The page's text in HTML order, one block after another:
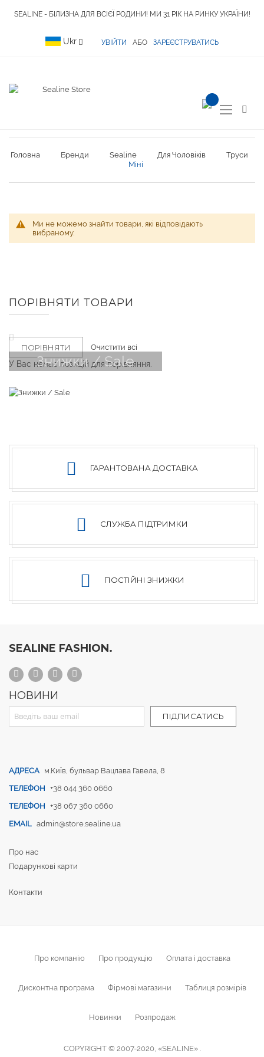
SEALINE - БІЛИЗНА ДЛЯ ВСІЄЇ РОДИНИ! МИ 31 РІК НА РИНКУ УКРАЇНИ!
Language
Ukr УВІЙТИ АБО ЗАРЕЄСТРУВАТИСЬ
Nav
item(s) -
Головна Бренди Sealine Для Чоловіків
Труси
Міні
Ми не можемо знайти товари, які відповідають
вибраному.
ПОРІВНЯТИ ТОВАРИ
Видалити
Цей
Елемент
ПОРІВНЯТИ Очистити всі
У Вас немає позицій для порівняння.
Знижки / Sale
ГАРАНТОВАНА ДОСТАВКА
СЛУЖБА ПІДТРИМКИ
ПОСТІЙНІ ЗНИЖКИ
SEALINE FASHION.
НОВИНИ
Sign Up for Our Newsletter:
ПІДПИСАТИСЬ
АДРЕСА м.Київ, бульвар Вацлава Гавела, 8
ТЕЛЕФОН +38 044 360 0660
ТЕЛЕФОН +38 067 360 0660
EMAIL admin@store.sealine.ua
Про нас
Подарункові карти
Контакти
Про компанію Про продукцію Оплата і доставка
Дисконтна програма Фірмові магазини Таблиця розмірів
Новинки Розпродаж
COPYRIGHT © 2007-2020, «SEALINE» .